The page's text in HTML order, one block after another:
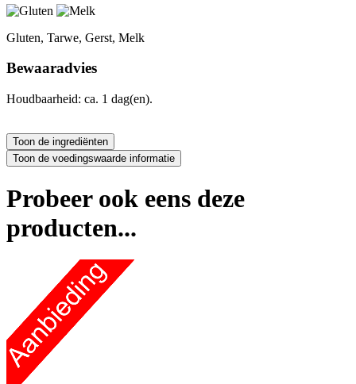
Gluten, Tarwe, Gerst, Melk
Bewaaradvies
Houdbaarheid: ca. 1 dag(en).
Probeer ook eens deze
producten...